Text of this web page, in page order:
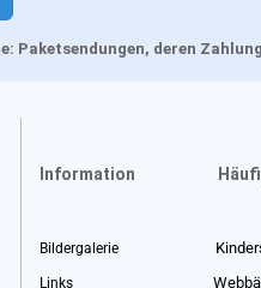
deren
Information
Bildergalerie
Links